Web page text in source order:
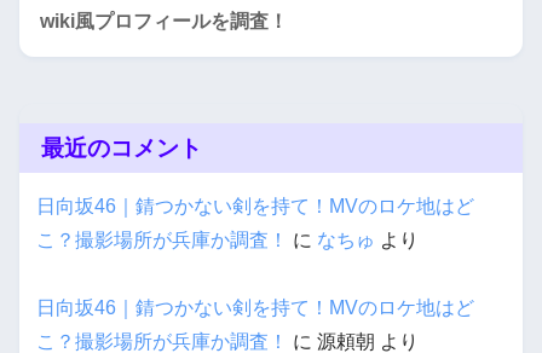
wiki風プロフィールを調査！
最近のコメント
日向坂46｜錆つかない剣を持て！MVのロケ地はど
こ？撮影場所が兵庫か調査！
に なちゅ より
日向坂46｜錆つかない剣を持て！MVのロケ地はど
こ？撮影場所が兵庫か調査！
に 源頼朝 より